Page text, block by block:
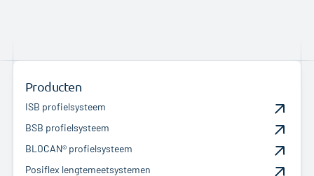
Producten
ISB profielsysteem
BSB profielsysteem
BLOCAN® profielsysteem
Posiflex lengtemeetsystemen